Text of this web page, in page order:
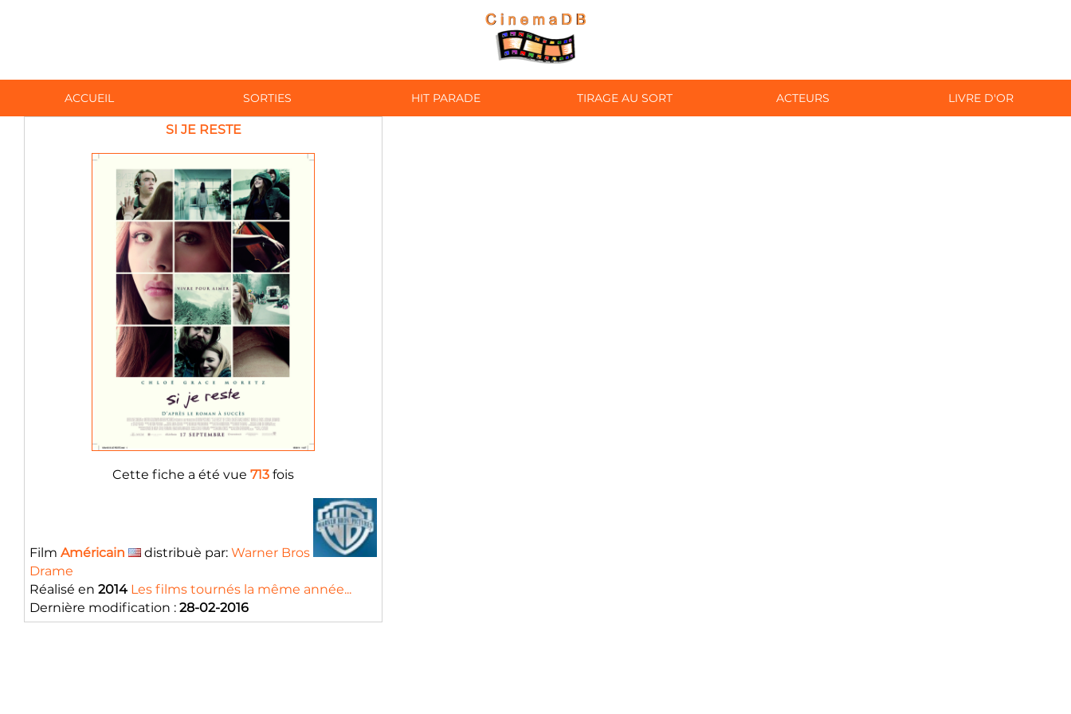
ACCUEIL SORTIES HIT PARADE TIRAGE AU SORT ACTEURS LIVRE D'OR
SI JE RESTE
Cette fiche a été vue 713 fois
Film Américain distribuè par: Warner Bros
Drame
Réalisé en 2014 Les films tournés la même année...
Dernière modification : 28-02-2016